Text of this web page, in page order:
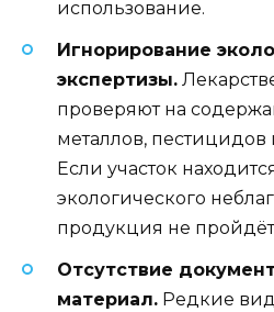
использование.
Игнорирование
экспертизы.
проверяют на
металлов,
Если участок
экологического
продукция не
Отсутствие
материал. Редкие